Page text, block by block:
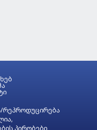
რეპროდუცირება
პირობები